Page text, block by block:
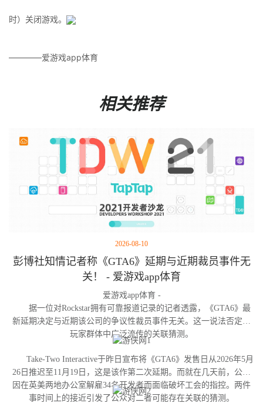
时）关闭游戏。
————爱游戏app体育
相关推荐
2026-08-10
彭博社知情记者称《GTA6》延期与近期裁员事件无
关！ - 爱游戏app体育
爱游戏app体育 -
据一位对Rockstar拥有可靠报道记录的记者透露，《GTA6》最
新延期决定与近期该公司的争议性裁员事件无关。这一说法否定了
玩家群体中广泛流传的关联猜测。
Take-Two Interactive于昨日宣布将《GTA6》发售日从2026年5月
26日推迟至11月19日，这是该作第二次延期。而就在几天前，公司
因在英美两地办公室解雇34名开发者而面临破坏工会的指控。两件
事时间上的接近引发了公众对二者可能存在关联的猜测。